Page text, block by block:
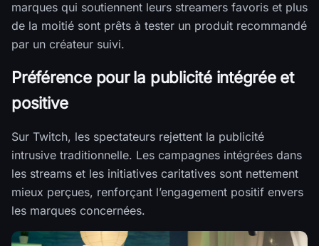
marques qui soutiennent leurs streamers favoris et plus
de la moitié sont prêts à tester un produit recommandé
par un créateur suivi.
Préférence pour la publicité intégrée et
positive
Sur Twitch, les spectateurs rejettent la publicité
intrusive traditionnelle. Les campagnes intégrées dans
les streams et les initiatives caritatives sont nettement
mieux perçues, renforçant l’engagement positif envers
les marques concernées.